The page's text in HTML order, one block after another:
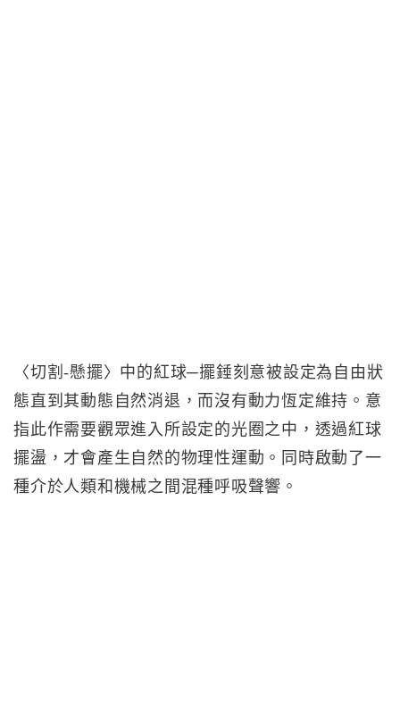
〈切割-懸擺〉中的紅球─擺錘刻意被設定為自由狀
態直到其動態自然消退，而沒有動力恆定維持。意
指此作需要觀眾進入所設定的光圈之中，透過紅球
擺盪，才會產生自然的物理性運動。同時啟動了一
種介於人類和機械之間混種呼吸聲響。